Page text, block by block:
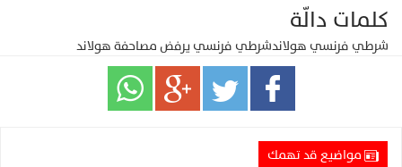
كلمات دالّة
شرطي فرنسي هولاندشرطي فرنسي يرفض مصاحفة هولاند
مواضيع قد تهمك